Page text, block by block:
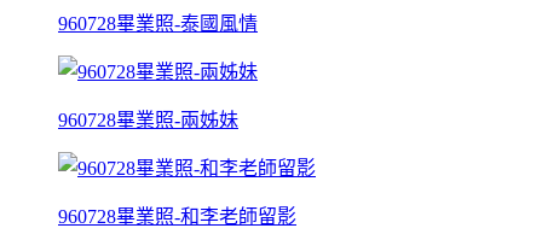
960728畢業照-泰國風情
960728畢業照-兩姊妹
960728畢業照-和李老師留影